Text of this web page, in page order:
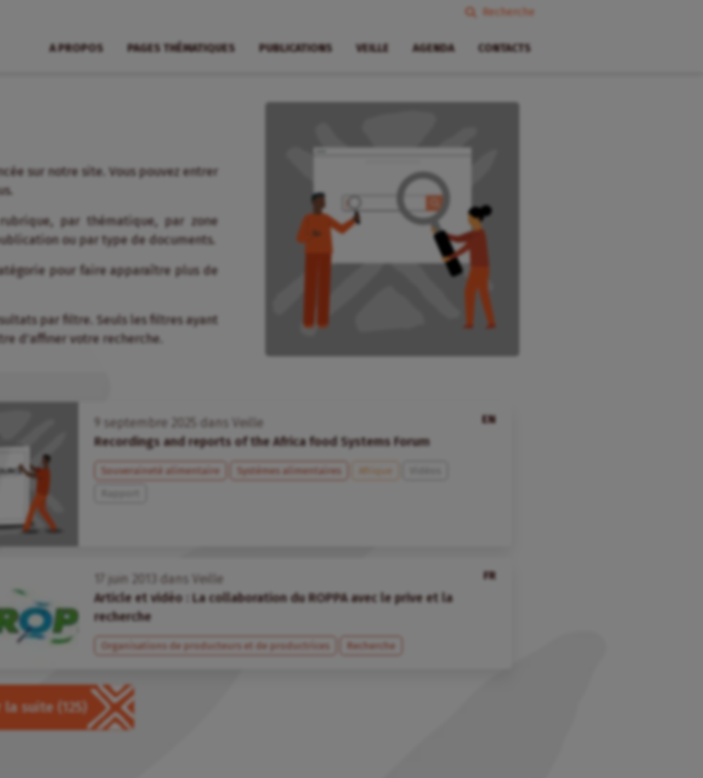
Recherche
A PROPOS PAGES THÉMATIQUES PUBLICATIONS VEILLE AGENDA CONTACTS
sur notre site. Vous pouvez entrer
par thématique, par zone
ou par type de documents.
pour faire apparaître plus de
par filtre. Seuls les filtres ayant
d’affiner votre recherche.
EN
septembre dans
Veille
Recordings and reports of the Africa food Systems Forum
Souveraineté alimentaire Systèmes alimentaires Afrique
FR
juin dans
Veille
Article et vidéo : La collaboration du ROPPA avec le prive et la
recherche
Organisations de producteurs et de productrices Recherche
la suite (125)